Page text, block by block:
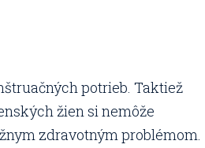
potrieb. Taktiež
žien si nemôže
zdravotným problémom.